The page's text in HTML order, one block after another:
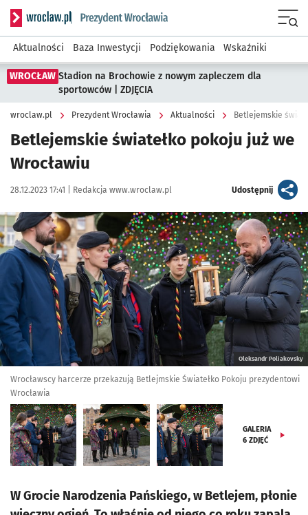
Serwis informacyjny wroclaw.pl podserwis: Prezydent
Aktualności Baza Inwestycji Podziękowania Wskaźniki
WROCŁAW Stadion na Brochowie z nowym zapleczem dla
sportowców | ZDJĘCIA
wroclaw.pl Prezydent Wrocławia Aktualności Betlejemskie
Betlejemskie światełko pokoju już we
Wrocławiu
Data publikacji:
28.12.2023 17:41 | Autor:
Redakcja www.wroclaw.pl Udostępnijartykuł
Kliknij, aby zobaczyć galerię
Oleksandr Poliakovsky
Wrocławscy harcerze przekazują Betlejmskie Światełko Pokoju prezydentowi
Wrocławia
GALERIA
6 ZDJĘĆ
W Grocie Narodzenia Pańskiego, w Betlejem, płonie